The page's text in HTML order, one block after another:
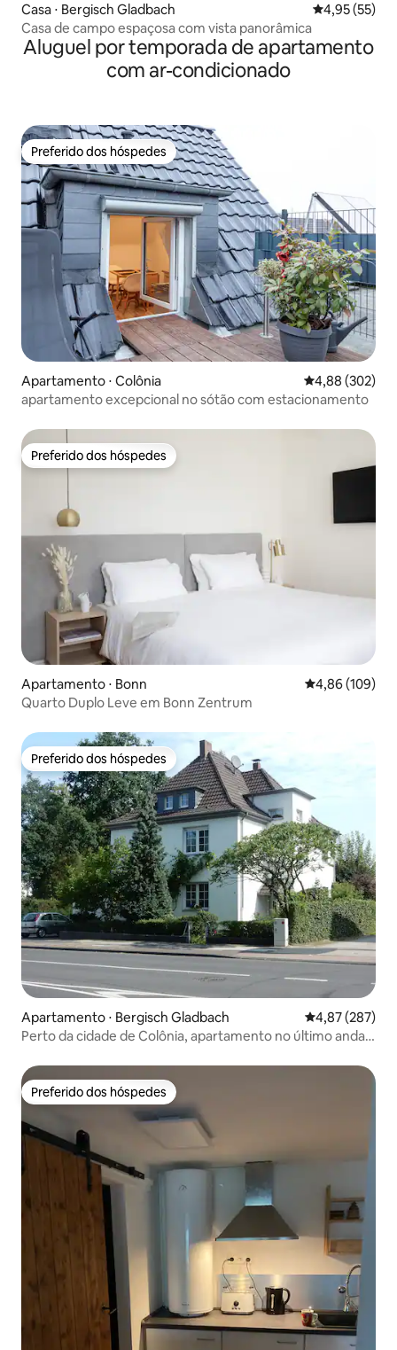
Casa ⋅ Bergisch Gladbach 4,95 de uma
4,95 (55)
Casa de campo espaçosa com vista panorâmica
Aluguel por temporada de apartamento
com ar-condicionado
Preferido dos hóspedes
Preferido dos hóspedes
Apartamento ⋅ Colônia 4,88 de uma
4,88 (302)
apartamento excepcional no sótão com estacionamento
Preferido dos hóspedes
Preferido dos hóspedes
Apartamento ⋅ Bonn 4,86 de uma
4,86 (109)
Quarto Duplo Leve em Bonn Zentrum
Preferido dos hóspedes
Preferido dos hóspedes
Apartamento ⋅ Bergisch Gladbach 4,87 de uma
4,87 (287)
Perto da cidade de Colônia, apartamento no último andar
Preferido dos hóspedes
Preferido dos hóspedes